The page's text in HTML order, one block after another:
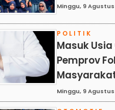
Minggu, 9 Agustus
POLITIK
Masuk Usia
Pemprov
Minggu, 9 Agustus